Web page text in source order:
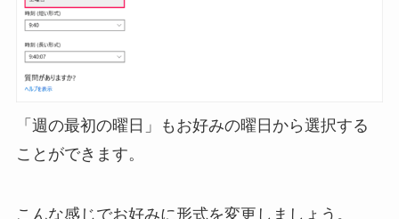
「週の最初の曜日」もお好みの曜日から選択する
ことができます。
こんな感じでお好みに形式を変更しましょう。